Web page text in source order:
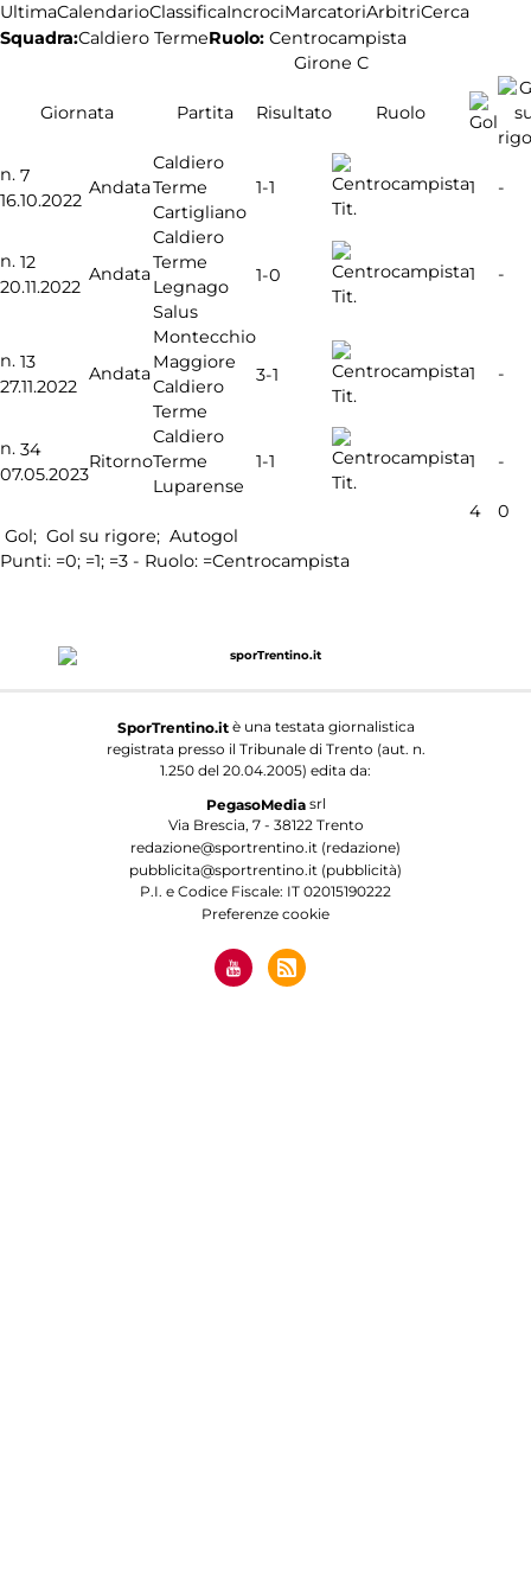
UltimaCalendarioClassificaIncrociMarcatoriArbitriCerca
Squadra:Caldiero TermeRuolo: Centrocampista
Girone C
Giornata Partita Risultato Ruolo
n. 7
16.10.2022
Andata
Caldiero
Terme
Cartigliano
1-1
Tit.
1 -
n. 12
20.11.2022
Andata
Caldiero
Terme
Legnago
Salus
1-0
Tit.
1 -
n. 13
27.11.2022
Andata
Montecchio
Maggiore
Caldiero
Terme
3-1
Tit.
1 -
n. 34
07.05.2023
Ritorno
Caldiero
Terme
Luparense
1-1
Tit.
1 -
4
0
Gol; Gol su rigore; Autogol
Punti: =0; =1; =3 - Ruolo: =Centrocampista
SporTrentino.itè una testata giornalistica
registrata presso il Tribunale di Trento (aut. n.
1.250 del 20.04.2005) edita da:
PegasoMediasrl
Via Brescia, 7 - 38122 Trento
redazione@sportrentino.it (redazione)
pubblicita@sportrentino.it (pubblicità)
P.I. e Codice Fiscale: IT 02015190222
Preferenze cookie